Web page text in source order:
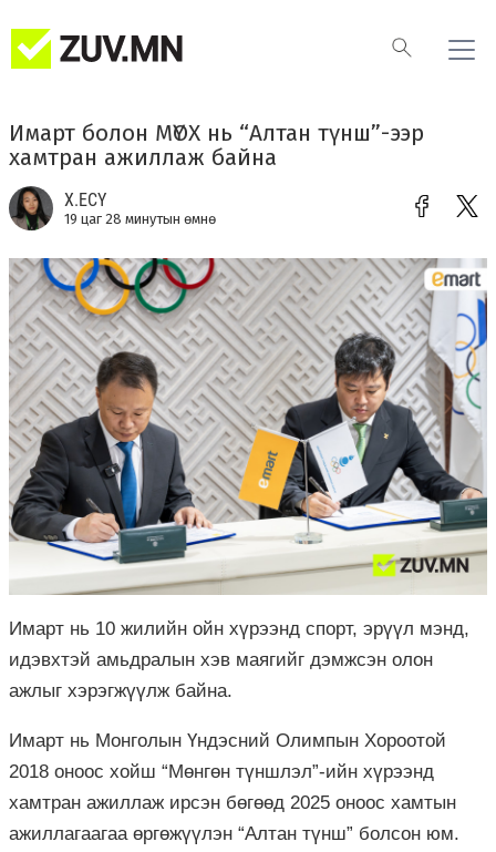
Имарт болон МҮОХ нь “Алтан түнш”-ээр
хамтран ажиллаж байна
Х.ЕСҮ
19 цаг 28 минутын өмнө
Имарт нь 10 жилийн ойн хүрээнд спорт, эрүүл мэнд,
идэвхтэй амьдралын хэв маягийг дэмжсэн олон
ажлыг хэрэгжүүлж байна.
Имарт нь Монголын Үндэсний Олимпын Хороотой
2018 оноос хойш “Мөнгөн түншлэл”-ийн хүрээнд
хамтран ажиллаж ирсэн бөгөөд 2025 оноос хамтын
ажиллагаагаа өргөжүүлэн “Алтан түнш” болсон юм.